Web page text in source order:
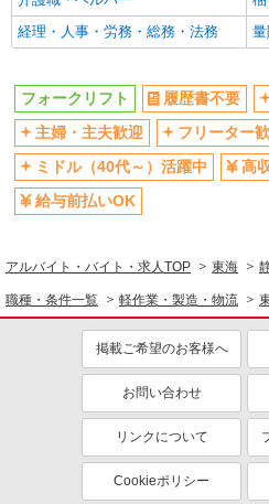
経理・人事・労務・総務・法務
フォークリフト 履歴書不要
主婦・主夫歓迎
フリーター
ミドル（40代～）活躍中
高
給与前払いOK
アルバイト・バイト・求人TOP 東海
職種・条件一覧 軽作業・製造・物流
掲載ご希望のお客様へ
お問い合わせ
リンクについて
Cookieポリシー